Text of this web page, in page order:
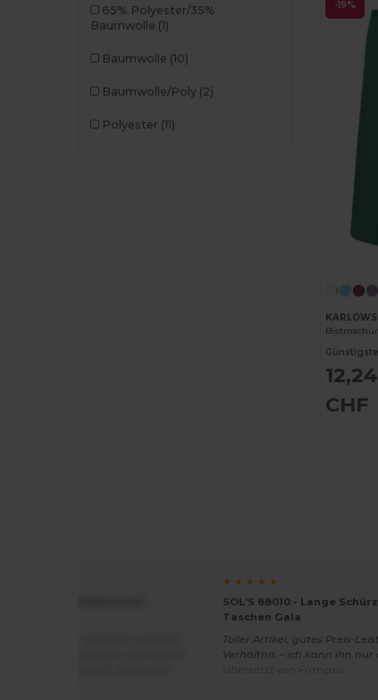
65% Polyester/35%
Baumwolle (1)
Baumwolle (10)
Baumwolle/Poly (2)
Polyester (11)
-19%
12,24
CHF
★ ★ ★ ★ ★
SOL'S 88010 - Lange
Taschen Gala
Toller Artikel, gutes Preis-
Verhältnis – ich kann ihn nur